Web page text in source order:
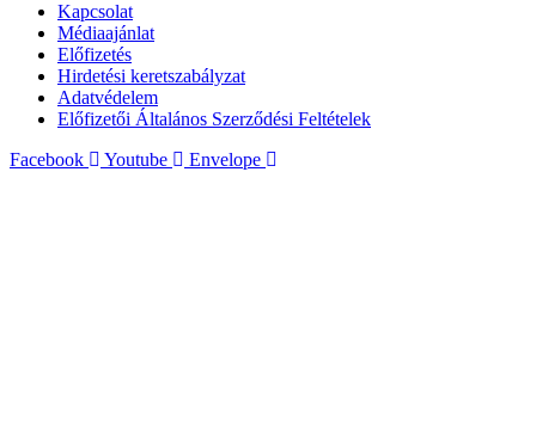
Kapcsolat
Médiaajánlat
Előfizetés
Hirdetési keretszabályzat
Adatvédelem
Előfizetői Általános Szerződési Feltételek
Facebook
Youtube Envelope